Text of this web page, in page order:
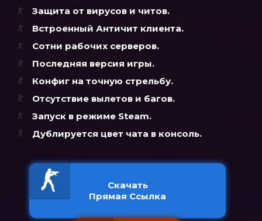
Защита от вирусов и читов.
Встроенный Античит клиента.
Сотни рабочих серверов.
Последняя версия игры.
Конфиг на точную стрельбу.
Отсутствие вылетов и багов.
Запуск в режиме Steam.
Дублируется цвет чата в консоль.
Скачать
Прямая Ссылка